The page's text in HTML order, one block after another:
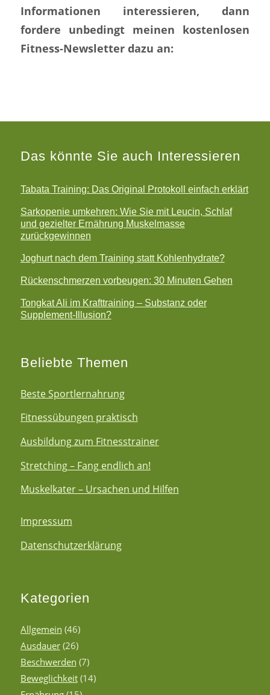
Informationen interessieren, dann
fordere unbedingt meinen kostenlosen
Fitness-Newsletter dazu an:
Das könnte Sie auch Interessieren
Tabata Training: Das Original Protokoll einfach erklärt
Sarkopenie umkehren: Wie Sie mit Leucin, Schlaf
und gezielter Ernährung Muskelmasse
zurückgewinnen
Joghurt nach dem Training statt Kohlenhydrate?
Rückenschmerzen vorbeugen: 30 Minuten Gehen
Tongkat Ali im Krafttraining – Substanz oder
Supplement-Illusion?
Beliebte Themen
Beste Sportlernahrung
Fitnessübungen praktisch
Ausbildung zum Fitnesstrainer
Stretching – Fang endlich an!
Muskelkater – Ursachen und Hilfen
Impressum
Datenschutzerklärung
Kategorien
Allgemein (46)
Ausdauer(26)
Beschwerden (7)
Beweglichkeit(14)